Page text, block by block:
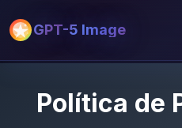
GPT-5 Image
Política de